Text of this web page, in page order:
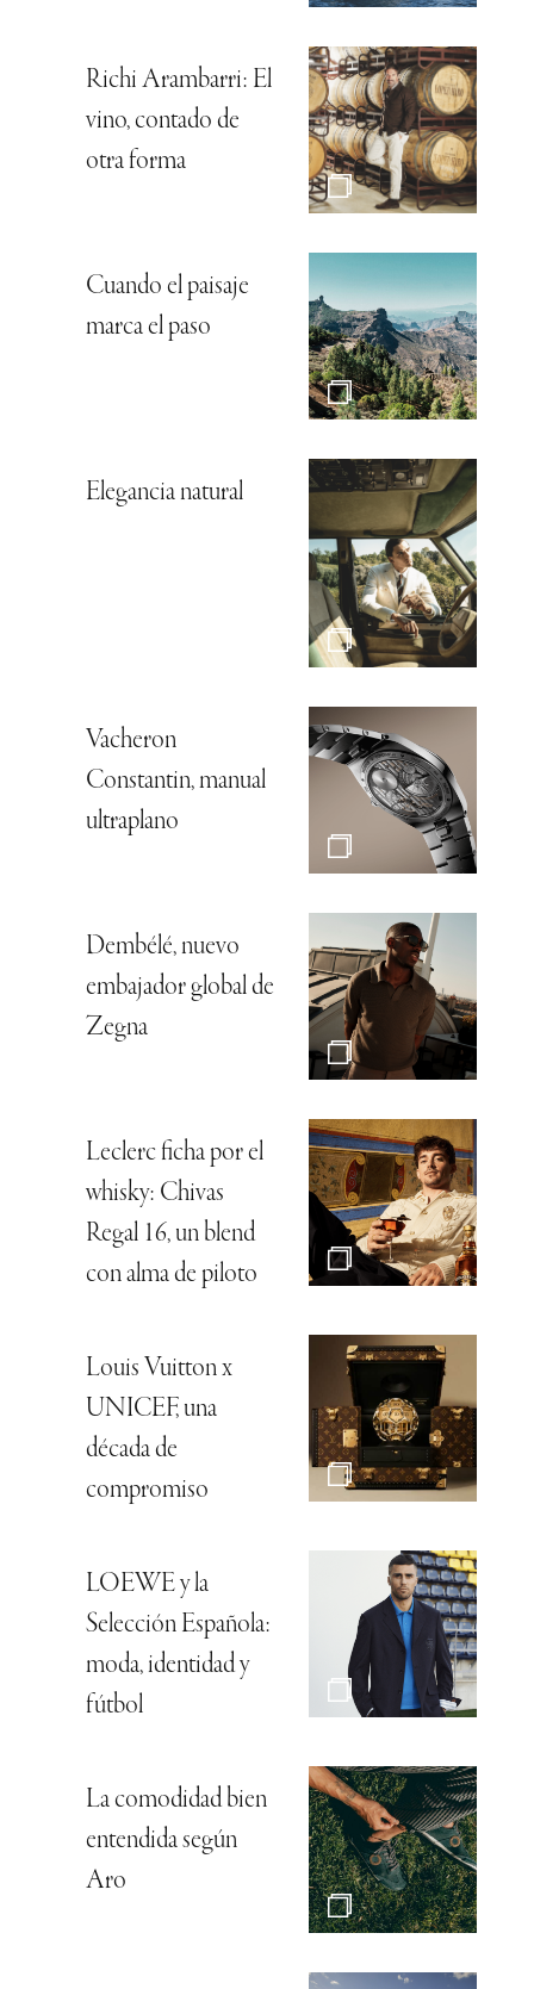
Richi Arambarri: El
vino, contado de
otra forma
Cuando el paisaje
marca el paso
Elegancia natural
Vacheron
Constantin, manual
ultraplano
Dembélé, nuevo
embajador global de
Zegna
Leclerc ficha por el
whisky: Chivas
Regal 16, un blend
con alma de piloto
Louis Vuitton x
UNICEF, una
década de
compromiso
LOEWE y la
Selección Española:
moda, identidad y
fútbol
La comodidad bien
entendida según
Aro